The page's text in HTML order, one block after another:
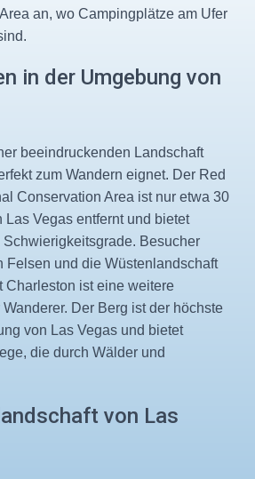
an, wo Campingplätze am Ufer
in der Umgebung von
beeindruckenden Landschaft
zum Wandern eignet. Der Red
Conservation Area ist nur etwa 30
Las Vegas entfernt und bietet
Besucher
Felsen und die Wüstenlandschaft
Charleston ist eine weitere
Der Berg ist der höchste
von Las Vegas und bietet
die durch Wälder und
von Las